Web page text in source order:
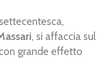
, si affaccia sul
grande effetto